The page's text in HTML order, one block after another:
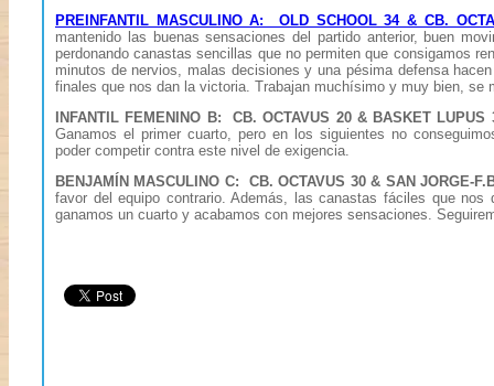
PREINFANTIL MASCULINO A: OLD SCHOOL 34 & CB.
mantenido las buenas sensaciones del partido anterior, buen
perdonando canastas sencillas que no permiten que consigamos
minutos de nervios, malas decisiones y una pésima defensa
finales que nos dan la victoria. Trabajan muchísimo y muy bien, se
INFANTIL FEMENINO B: CB. OCTAVUS 20 & BASKET LUPUS
Ganamos el primer cuarto, pero en los siguientes no
poder competir contra este nivel de exigencia.
BENJAMÍN MASCULINO C: CB. OCTAVUS 30 & SAN JORGE-
favor del equipo contrario. Además, las canastas fáciles que
ganamos un cuarto y acabamos con mejores sensaciones.